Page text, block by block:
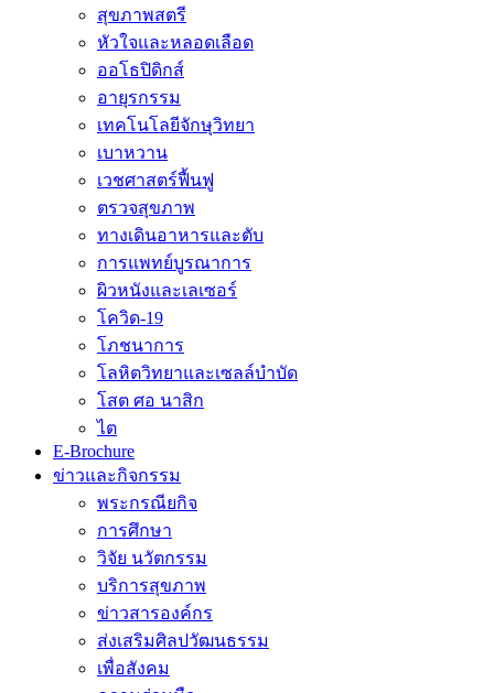
สุขภาพสตรี
หัวใจและหลอดเลือด
ออโธปิดิกส์
อายุรกรรม
เทคโนโลยีจักษุวิทยา
เบาหวาน
เวชศาสตร์ฟื้นฟู
ตรวจสุขภาพ
ทางเดินอาหารและตับ
การแพทย์บูรณาการ
ผิวหนังและเลเซอร์
โควิด-19
โภชนาการ
โลหิตวิทยาและเซลล์บำบัด
โสต ศอ นาสิก
ไต
E-Brochure
ข่าวและกิจกรรม
พระกรณียกิจ
การศึกษา
วิจัย นวัตกรรม
บริการสุขภาพ
ข่าวสารองค์กร
ส่งเสริมศิลปวัฒนธรรม
เพื่อสังคม